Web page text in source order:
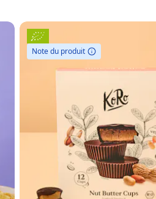
Note du produit